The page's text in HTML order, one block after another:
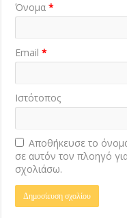
Όνομα*
Email*
Ιστότοπος
Αποθήκευσε το
σε αυτόν τον πλοηγό
σχολιάσω.